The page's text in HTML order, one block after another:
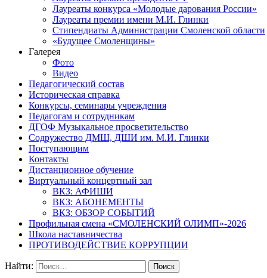
Лауреаты конкурса «Молодые дарования России»
Лауреаты премии имени М.И. Глинки
Стипендиаты Администрации Смоленской области
«Будущее Смоленщины»
Галерея
Фото
Видео
Педагогический состав
Историческая справка
Конкурсы, семинары учреждения
Педагогам и сотрудникам
ДГОФ Музыкальное просветительство
Содружество ДМШ, ДШИ им. М.И. Глинки
Поступающим
Контакты
Дистанционное обучение
Виртуальный концертный зал
ВКЗ: АФИШИ
ВКЗ: АБОНЕМЕНТЫ
ВКЗ: ОБЗОР СОБЫТИЙ
Профильная смена «СМОЛЕНСКИЙ ОЛИМП»-2026
Школа наставничества
ПРОТИВОДЕЙСТВИЕ КОРРУПЦИИ
Найти: